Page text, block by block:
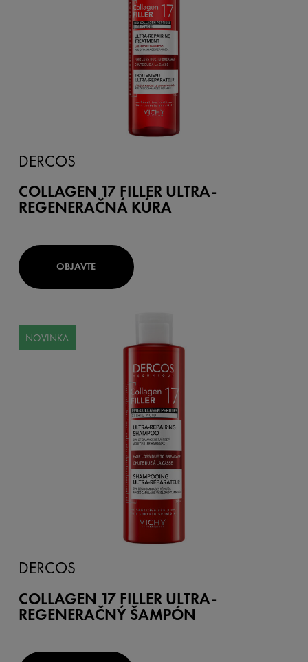
DERCOS
COLLAGEN 17 FILLER ULTRA-
REGENERAČNÁ KÚRA
OBJAVTE
NOVINKA
DERCOS
COLLAGEN 17 FILLER ULTRA-
REGENERAČNÝ ŠAMPÓN